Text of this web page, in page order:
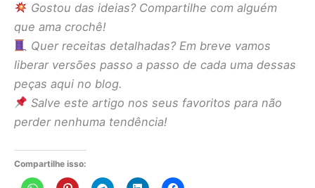
Gostou das ideias? Compartilhe com alguém
que ama crochê!
Quer receitas detalhadas? Em breve vamos
liberar versões passo a passo de cada uma dessas
peças aqui no blog.
Salve este artigo nos seus favoritos para não
perder nenhuma tendência!
Compartilhe isso: